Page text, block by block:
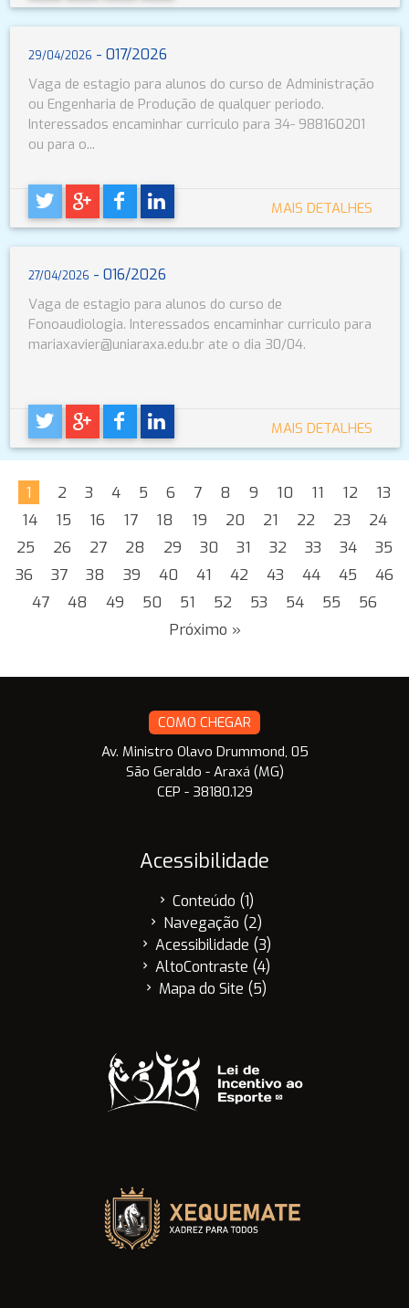
29/04/2026 - 017/2026
Vaga de estagio para alunos do curso de Administração
ou Engenharia de Produção de qualquer periodo.
Interessados encaminhar curriculo para 34- 988160201
ou para o...
MAIS DETALHES
27/04/2026 - 016/2026
Vaga de estagio para alunos do curso de
Fonoaudiologia. Interessados encaminhar curriculo para
mariaxavier@uniaraxa.edu.br ate o dia 30/04.
MAIS DETALHES
1 2 3 4 5 6 7 8 9 10 11 12
13
14
15 16 17 18 19 20 21 22 23
24
25
26 27 28 29 30 31 32 33 34
35
36
37 38 39 40 41 42 43 44 45
46
47
48 49 50 51 52 53 54 55
56
Próximo »
COMO CHEGAR
Av. Ministro Olavo Drummond, 05
São Geraldo - Araxá (MG)
CEP - 38180.129
Acessibilidade
chevron_right Conteúdo (1)
chevron_right Navegação (2)
chevron_right Acessibilidade (3)
chevron_right AltoContraste (4)
chevron_right Mapa do Site (5)